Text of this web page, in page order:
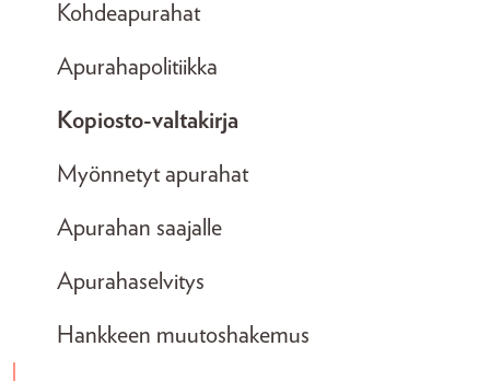
Kohdeapurahat
Apurahapolitiikka
Kopiosto-valtakirja
Myönnetyt apurahat
Apurahan saajalle
Apurahaselvitys
Hankkeen muutoshakemus